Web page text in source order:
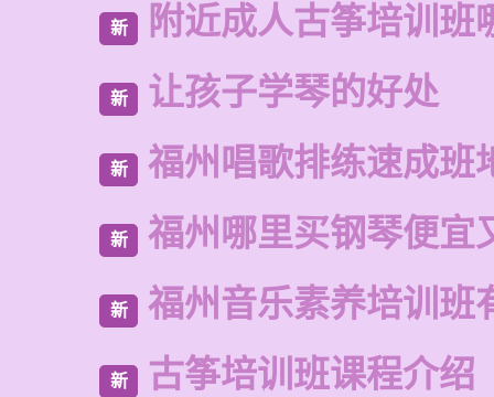
新 附近成人古筝培训班
新 让孩子学琴的好处
新 福州唱歌排练速成班
新 福州哪里买钢琴便宜
新 福州音乐素养培训班
新 古筝培训班课程介绍